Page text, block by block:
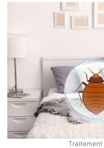
Traitement